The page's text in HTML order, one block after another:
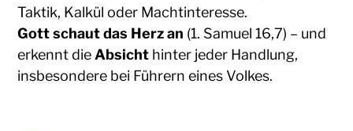
Taktik, Kalkül oder Machtinteresse.
Gott schaut das Herz an (1. Samuel 16,7) – und
erkennt die Absicht hinter jeder Handlung,
insbesondere bei Führern eines Volkes.